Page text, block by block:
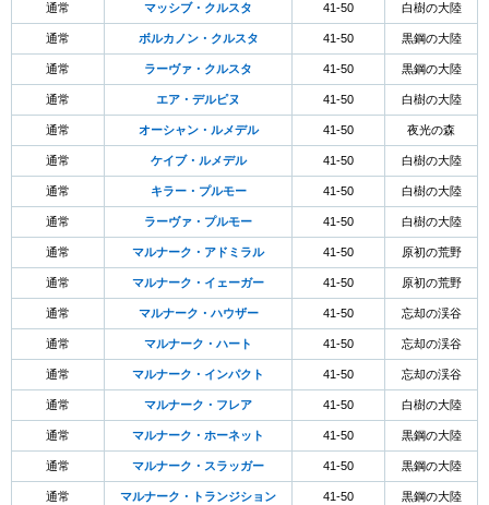
通常 マッシブ・クルスタ 41-50 白樹の大陸
通常 ボルカノン・クルスタ 41-50 黒鋼の大陸
通常 ラーヴァ・クルスタ 41-50 黒鋼の大陸
通常 エア・デルピヌ 41-50 白樹の大陸
通常 オーシャン・ルメデル 41-50 夜光の森
通常 ケイブ・ルメデル 41-50 白樹の大陸
通常 キラー・プルモー 41-50 白樹の大陸
通常 ラーヴァ・プルモー 41-50 白樹の大陸
通常 マルナーク・アドミラル 41-50 原初の荒野
通常 マルナーク・イェーガー 41-50 原初の荒野
通常 マルナーク・ハウザー 41-50 忘却の渓谷
通常 マルナーク・ハート 41-50 忘却の渓谷
通常 マルナーク・インパクト 41-50 忘却の渓谷
通常 マルナーク・フレア 41-50 白樹の大陸
通常 マルナーク・ホーネット 41-50 黒鋼の大陸
通常 マルナーク・スラッガー 41-50 黒鋼の大陸
通常 マルナーク・トランジション 41-50 黒鋼の大陸